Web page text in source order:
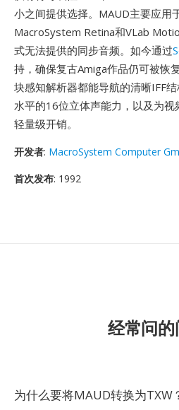
小之间提供选择。MAUD主要应用
MacroSystem Retina和VLab
式无法提供的同步音频。如今通过
持，确保复古Amiga作品仍可被恢
块感知解析器都能导航的清晰IFF
水平的16位立体声能力，以及为视
轻量级开销。
开发者: MacroSystem Computer
首次发布: 1992
经常问
为什么要将MAUD转换为TXW